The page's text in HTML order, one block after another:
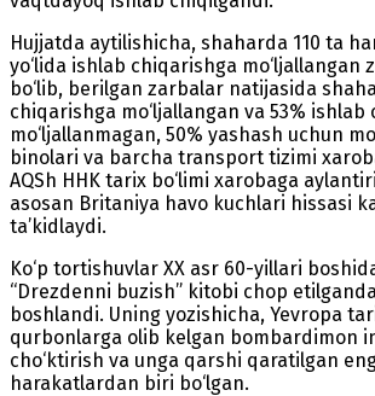
Hujjatda aytilishicha, shaharda 110 ta
yo‘lida ishlab chiqarishga mo‘ljallangan
bo‘lib, berilgan zarbalar natijasida
chiqarishga mo‘ljallangan va 53% ishlab
mo‘ljallanmagan, 50% yashash uchun
binolari va barcha transport tizimi
AQSh HHK tarix bo‘limi xarobaga
asosan Britaniya havo kuchlari hissasi
ta’kidlaydi.
Ko‘p tortishuvlar XX asr 60-yillari
“Drezdenni buzish” kitobi chop
boshlandi. Uning yozishicha, Yevropa
qurbonlarga olib kelgan bombardimon
cho‘ktirish va unga qarshi qaratilgan
harakatlardan biri bo‘lgan.